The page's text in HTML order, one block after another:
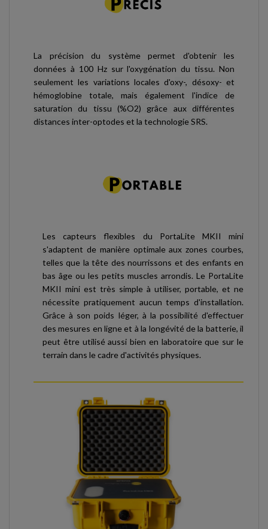
La précision du système permet d'obtenir les
données à 100 Hz sur l'oxygénation du tissu. Non
seulement les variations locales d'oxy-, désoxy- et
hémoglobine totale, mais également l'indice de
saturation du tissu (%O2) grâce aux différentes
distances inter-optodes et la technologie SRS.
Les capteurs flexibles du PortaLite MKII mini
s'adaptent de manière optimale aux zones courbes,
telles que la tête des nourrissons et des enfants en
bas âge ou les petits muscles arrondis. Le PortaLite
MKII mini est très simple à utiliser, portable, et ne
nécessite pratiquement aucun temps d'installation.
Grâce à son poids léger, à la possibilité d'effectuer
des mesures en ligne et à la longévité de la batterie, il
peut être utilisé aussi bien en laboratoire que sur le
terrain dans le cadre d'activités physiques.